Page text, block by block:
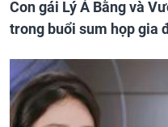
Con gái Lý Á Bằng và
trong buổi sum họp gia